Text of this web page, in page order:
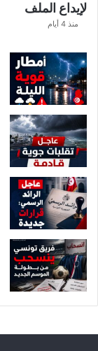
لإيداع الملف
منذ 4 أيام